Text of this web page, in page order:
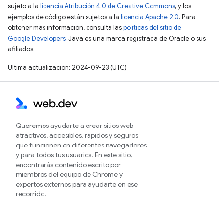
sujeto a la licencia Atribución 4.0 de Creative Commons, y los
ejemplos de código están sujetos a la licencia Apache 2.0. Para
obtener más información, consulta laspolíticas del sitio de
Google Developers. Java es una marca registrada de Oracle o sus
afiliados.
Última actualización: 2024-09-23 (UTC)
Queremos ayudarte a crear sitios web
atractivos, accesibles, rápidos y seguros
que funcionen en diferentes navegadores
y para todos tus usuarios. En este sitio,
encontrarás contenido escrito por
miembros del equipo de Chrome y
expertos externos para ayudarte en ese
recorrido.